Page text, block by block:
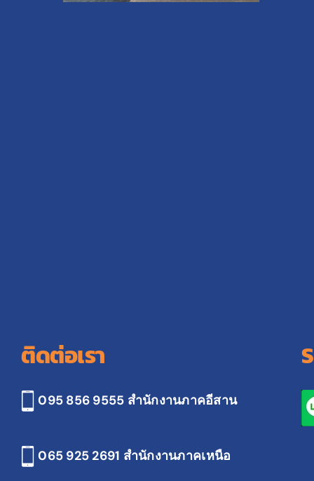
ติดต่อเรา
095 856 9555 สำนักงานภาคอีสาน
065 925 2691 สำนักงานภาคเหนือ